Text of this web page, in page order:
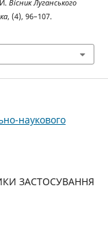
Вісник Луганського
, (4), 96–107.
наукового
ЗАСТОСУВАННЯ